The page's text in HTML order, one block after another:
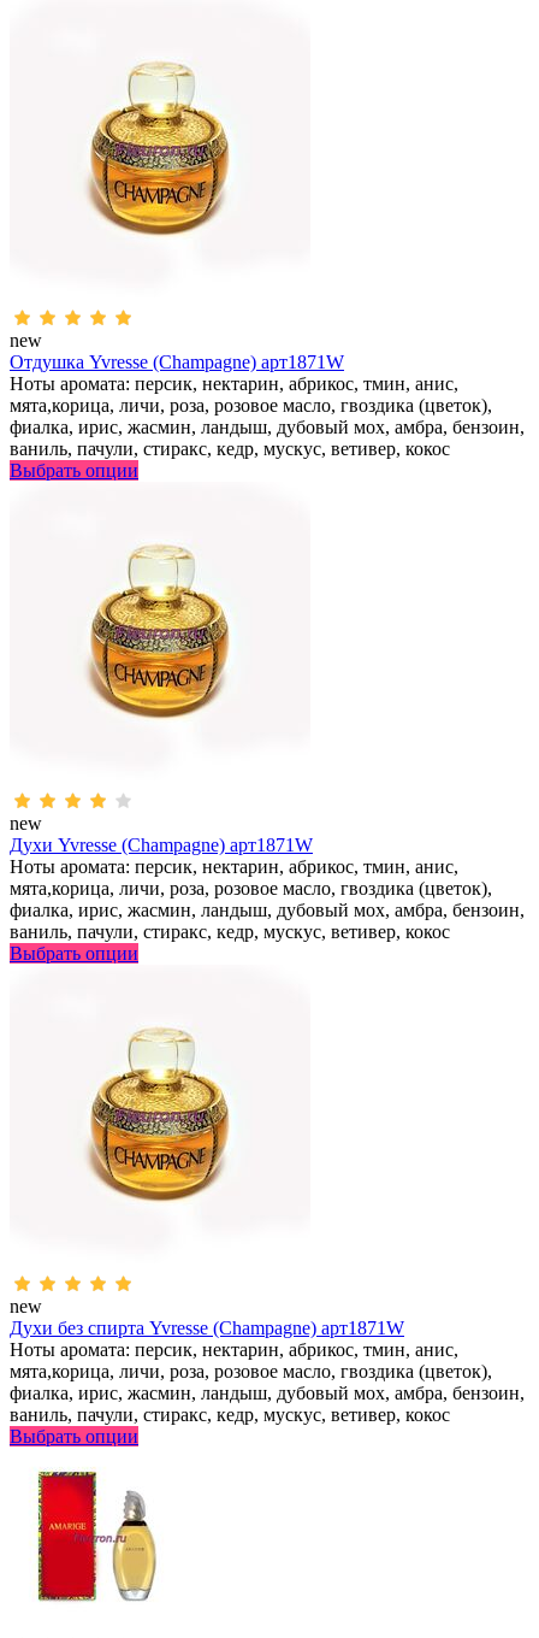
new
Отдушка Yvresse (Champagne) арт1871W
Ноты аромата: персик, нектарин, абрикос, тмин, анис,
мята,корица, личи, роза, розовое масло, гвоздика (цветок),
фиалка, ирис, жасмин, ландыш, дубовый мох, амбра, бензоин,
ваниль, пачули, стиракс, кедр, мускус, ветивер, кокос
Выбрать опции
new
Духи Yvresse (Champagne) арт1871W
Ноты аромата: персик, нектарин, абрикос, тмин, анис,
мята,корица, личи, роза, розовое масло, гвоздика (цветок),
фиалка, ирис, жасмин, ландыш, дубовый мох, амбра, бензоин,
ваниль, пачули, стиракс, кедр, мускус, ветивер, кокос
Выбрать опции
new
Духи без спирта Yvresse (Champagne) арт1871W
Ноты аромата: персик, нектарин, абрикос, тмин, анис,
мята,корица, личи, роза, розовое масло, гвоздика (цветок),
фиалка, ирис, жасмин, ландыш, дубовый мох, амбра, бензоин,
ваниль, пачули, стиракс, кедр, мускус, ветивер, кокос
Выбрать опции